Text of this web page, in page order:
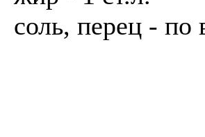
соль, перец - по